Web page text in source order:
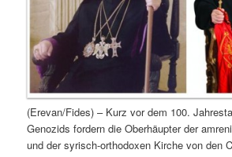
(Erevan/Fides) – Kurz vor dem 100.
Genozids fordern die Oberhäupter der
und der syrisch-orthodoxen Kirche von den